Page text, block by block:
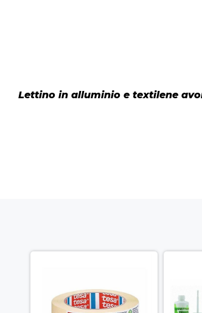
Lettino in alluminio e textilene